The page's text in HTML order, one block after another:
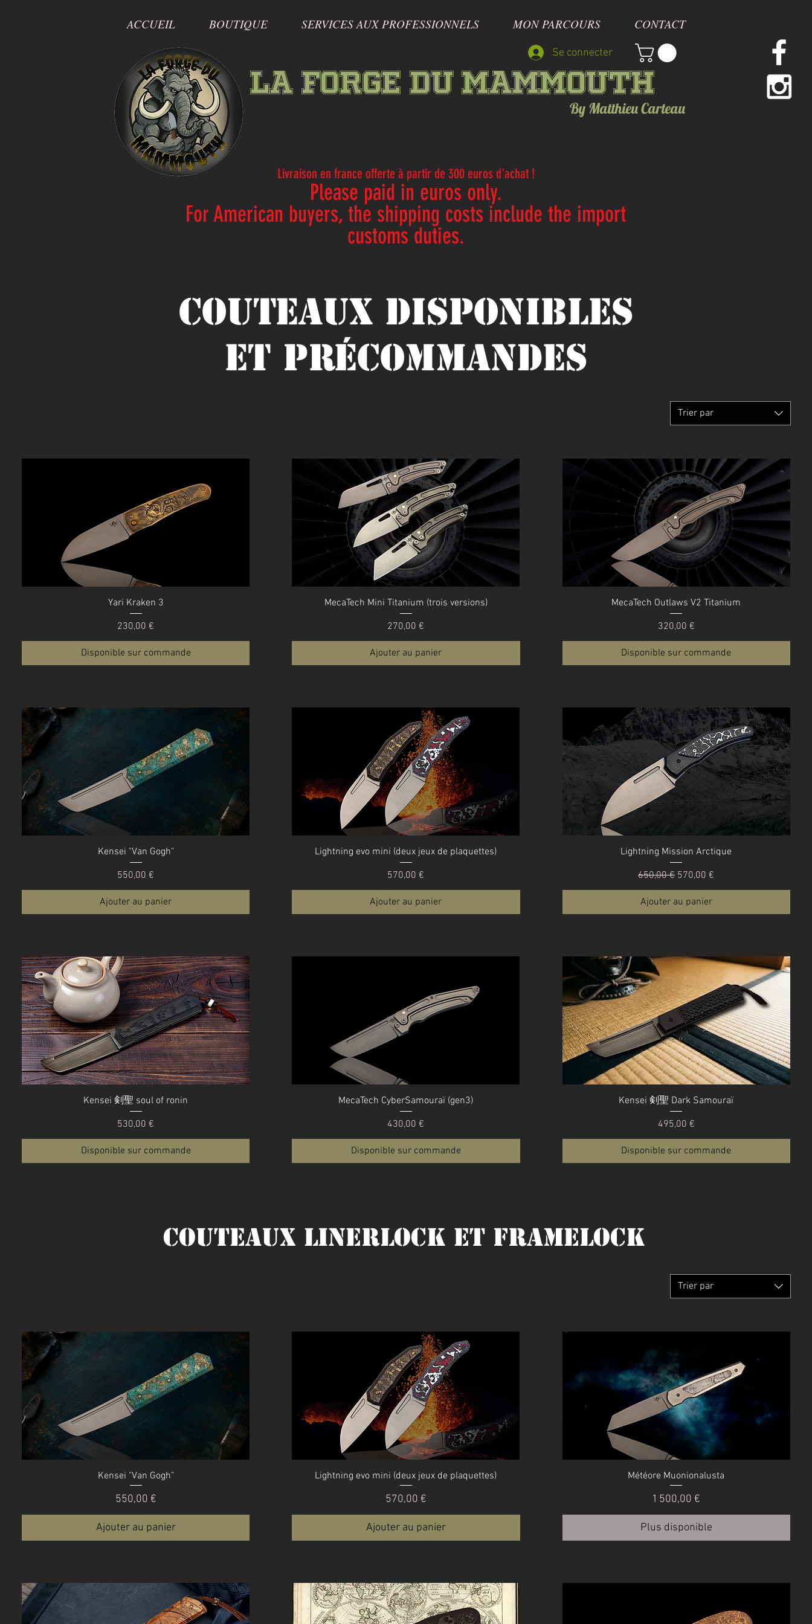
ACCUEIL BOUTIQUE SERVICES AUX PROFESSIONNELS MON PARCOURS CONTACT
La forge du Mammouth
By Matthieu Carteau
Se connecter
Livraison en france offerte à partir de 300 euros d'achat !
Please paid in euros only.
For American buyers, the shipping costs include the import
customs duties.
Couteaux DISPONIBLES
et précommandes
Trier par
Aperçu rapide
Yari Kraken 3
Prix
230,00 €
Disponible sur commande
Aperçu rapide
MecaTech Mini Titanium (trois versions)
Prix
270,00 €
Ajouter au panier
Aperçu rapide
MecaTech Outlaws V2 Titanium
Prix
320,00 €
Disponible sur commande
Aperçu rapide
Kensei "Van Gogh"
Prix
550,00 €
Ajouter au panier
Aperçu rapide
Lightning evo mini (deux jeux de plaquettes)
Prix
570,00 €
Ajouter au panier
Aperçu rapide
Lightning Mission Arctique
Prix original
650,00 € Prix promotionnel
570,00 €
Ajouter au panier
Aperçu rapide
Kensei 剣聖 soul of ronin
Prix
530,00 €
Disponible sur commande
Aperçu rapide
MecaTech CyberSamouraï (gen3)
Prix
430,00 €
Disponible sur commande
Aperçu rapide
Kensei 剣聖 Dark Samouraï
Prix
495,00 €
Disponible sur commande
Couteaux LinerLock et Framelock
Trier par
Kensei "Van Gogh"
Prix
550,00 €
Ajouter au panier
Lightning evo mini (deux jeux de plaquettes)
Prix
570,00 €
Ajouter au panier
Météore Muonionalusta
Prix
1 500,00 €
Plus disponible